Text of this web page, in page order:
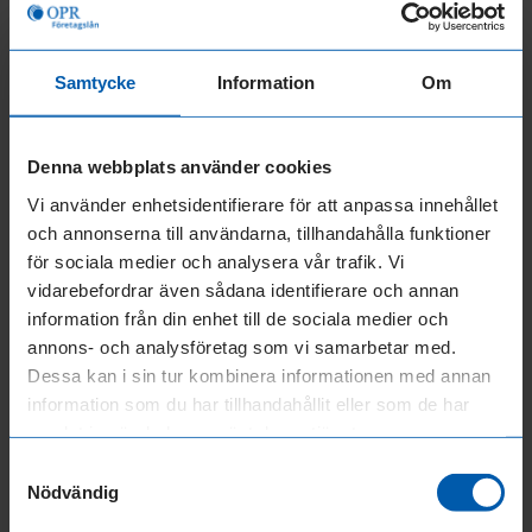
Samtycke Information Om
Denna webbplats använder cookies
Vi använder enhetsidentifierare för att anpassa innehållet
och annonserna till användarna, tillhandahålla funktioner
för sociala medier och analysera vår trafik. Vi
vidarebefordrar även sådana identifierare och annan
information från din enhet till de sociala medier och
annons- och analysföretag som vi samarbetar med.
Dessa kan i sin tur kombinera informationen med annan
information som du har tillhandahållit eller som de har
Nödvändig
varje krona du sätter in utöver fakturabeloppet
minskar din skuld. Om du betalar fakturan i
delar innehåller minsta månatliga betalning
tillkommande avgifter och ränta. Krediten är
överstiger fakturabeloppet amorterar
kapitalskulden. Tillgång till flexkredit får du
online via Mina sidor.
Snabba företagslånär en annan lösning för
större investeringar upp till 1 miljon kronor.
Dessa lån betalas ut direkt till ditt bankkonto
och återbetalas med fasta månadsbelopp under
Rörelsekapital används för att finansiera den